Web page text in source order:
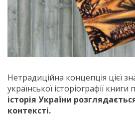
Нетрадиційна концепція цієї
української історіографії
історія України
контексті.